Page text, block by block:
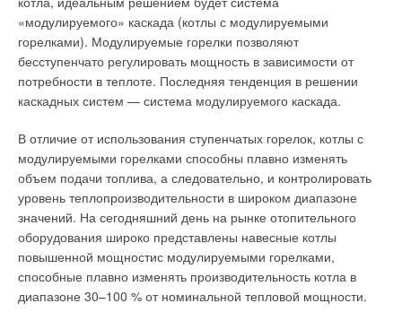
«модулируемого» каскада (котлы с модулируемыми
горелками). Модулируемые горелки позволяют
бесступенчато регулировать мощность в зависимости от
потребности в теплоте. Последняя тенденция в решении
каскадных систем — система модулируемого каскада.
В отличие от использования ступенчатых горелок, котлы с
модулируемыми горелками способны плавно изменять
объем подачи топлива, а следовательно, и контролировать
уровень теплопроизводительности в широком диапазоне
значений. На сегодняшний день на рынке отопительного
оборудования широко представлены навесные котлы
повышенной мощностис модулируемыми горелками,
способные плавно изменять производительность котла в
диапазоне 30–100 % от номинальной тепловой мощности.
Сегодня я с удовольствием могу сказать, что эта компания
не только смогла предложить нам оптимальное соотношение
цены и качества, но и наладить оптимальную программу
сервисного обслуживания «на месте».
обслуживания является одним из ключевых при
осуществлении подобных проектов?
E.C: Да, на мой взгляд, это очень важный вопрос, имеющий
для нас особое значение. При выборе партнера для
поставки газового отопительного оборудования мы
учитывали и этот фактор. Большинство производителей, как
правило, право на сервисное обслуживание проданных
котлов оставляют за собой. Вы представляете, сколько
видами стандартных управляющих плавных сигналов.
Читайте по теме:
→ 10 крупнейших моделей ВЭУ 2017 года
→
Автоматизация офисных помещений с учётом
изменяющегося назначения площадей
ЖУРНАЛ СОК НОЯБРЬ 2017
→
Промышленные котлы в инновационном тепличном
хозяйстве
ЖУРНАЛ СОК ИЮЛЬ 2017
→ Термически активированные системы зданий
ЖУРНАЛ СОК ИЮНЬ 2017
→ Изменение парадигмы проектирования
ЖУРНАЛ СОК ОКТЯБРЬ 2016